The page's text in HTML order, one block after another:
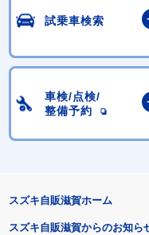
試乗車検索
車検/点検/
整備予約
スズキ自販滋賀ホーム
スズキ自販滋賀からのお知ら